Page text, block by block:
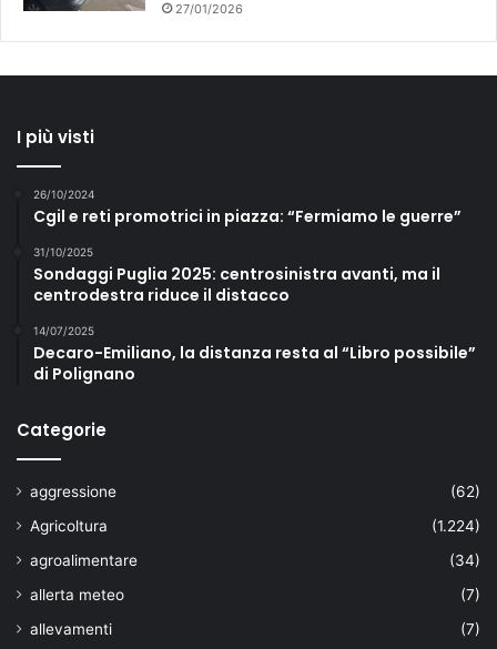
27/01/2026
I più visti
26/10/2024
Cgil e reti promotrici in piazza: “Fermiamo le guerre”
31/10/2025
Sondaggi Puglia 2025: centrosinistra avanti, ma il
centrodestra riduce il distacco
14/07/2025
Decaro-Emiliano, la distanza resta al “Libro possibile”
di Polignano
Categorie
aggressione
(62)
Agricoltura
(1.224)
agroalimentare
(34)
allerta meteo
(7)
allevamenti
(7)